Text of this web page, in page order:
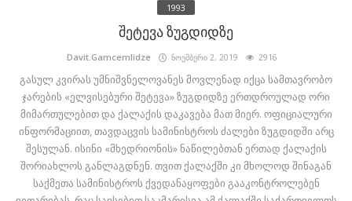
1993
შეტევა ზუგდიდზე
Davit.Gamcemlidze ნოემბერი 2, 2019 2916
გასულ კვირას უმნიშვნელოვანეს მოვლენად იქცა სამთავრობო
ჯარების «ელვისებური შეტევა» ზუგდიდზე ერთდროულად ორი
მიმართულებით და ქალაქის დაკავება მათ მიერ. ოფიციალური
ინფორმაციით, თავდაცვის სამინისტროს ძალები ზუგდიდში არც
შესულან. ისინი «მხედრიონის» ნაწილებთან ერთად ქალაქის
შორიახლოს განლაგდნენ. თვით ქალაქში კი მხოლოდ შინაგან
საქმეთა სამინისტროს ქვედანაყოფები გააკონტროლებენ